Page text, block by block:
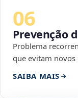
06
Prevenção
Problema
que evitam
SAIBA MAIS